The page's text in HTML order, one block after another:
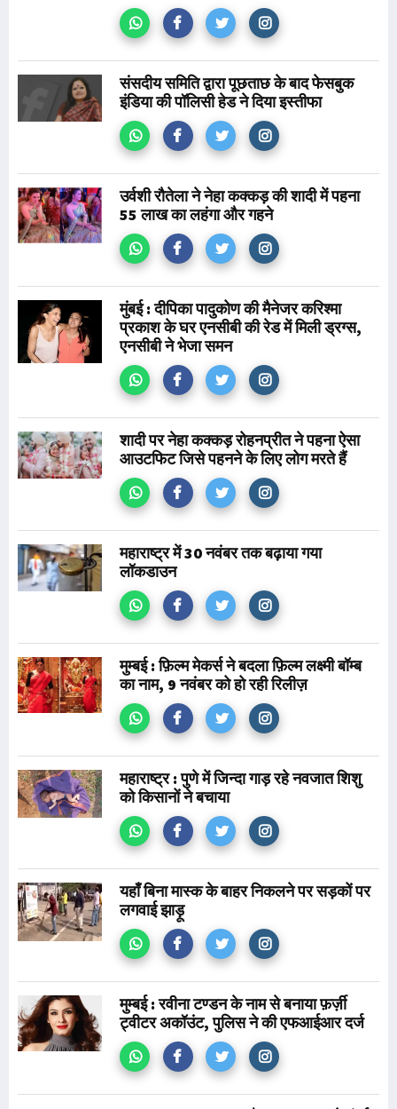
संसदीय समिति द्वारा पूछताछ के बाद फेसबुक
इंडिया की पॉलिसी हेड ने दिया इस्तीफा
उर्वशी रौतेला ने नेहा कक्कड़ की शादी में पहना
55 लाख का लहंगा और गहने
मुंबई : दीपिका पादुकोण की मैनेजर करिश्मा
प्रकाश के घर एनसीबी की रेड में मिली ड्रग्स,
एनसीबी ने भेजा समन
शादी पर नेहा कक्कड़ रोहनप्रीत ने पहना ऐसा
आउटफिट जिसे पहनने के लिए लोग मरते हैं
महाराष्ट्र में 30 नवंबर तक बढ़ाया गया
लॉकडाउन
मुम्बई : फ़िल्म मेकर्स ने बदला फ़िल्म लक्ष्मी बॉम्ब
का नाम, 9 नवंबर को हो रही रिलीज़
महाराष्ट्र : पुणे में जिन्दा गाड़ रहे नवजात शिशु
को किसानों ने बचाया
यहाँ बिना मास्क के बाहर निकलने पर सड़कों पर
लगवाई झाड़ू
मुम्बई : रवीना टण्डन के नाम से बनाया फ़र्ज़ी
ट्वीटर अकॉउंट, पुलिस ने की एफआईआर दर्ज